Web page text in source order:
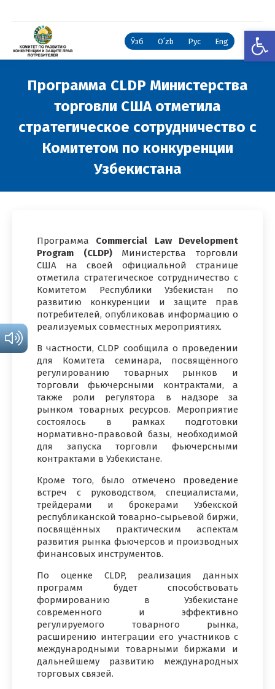
Ўзб Oʻzb Рус Eng
Программа CLDP Министерства
торговли США отметила
стратегическое сотрудничество с
Комитетом по конкуренции
Узбекистана
Программа Commercial Law Development
Program (CLDP)Министерства торговли
США на своей официальной странице
отметила стратегическое сотрудничество с
Комитетом Республики Узбекистан по
развитию конкуренции и защите прав
потребителей, опубликовав информацию о
реализуемых совместных мероприятиях.
В частности, CLDP сообщила о проведении
для Комитета семинара, посвящённого
регулированию товарных рынков и
торговли фьючерсными контрактами, а
также роли регулятора в надзоре за
рынком товарных ресурсов. Мероприятие
состоялось в рамках подготовки
нормативно-правовой базы, необходимой
для запуска торговли фьючерсными
контрактами в Узбекистане.
Кроме того, было отмечено проведение
встреч с руководством, специалистами,
трейдерами и брокерами Узбекской
республиканской товарно-сырьевой биржи,
посвящённых практическим аспектам
развития рынка фьючерсов и производных
финансовых инструментов.
По оценке CLDP, реализация данных
программ будет способствовать
формированию в Узбекистане
современного и эффективно
регулируемого товарного рынка,
расширению интеграции его участников с
международными товарными биржами и
дальнейшему развитию международных
торговых связей.